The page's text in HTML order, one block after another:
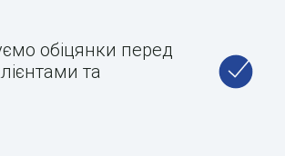
обіцянки перед
та